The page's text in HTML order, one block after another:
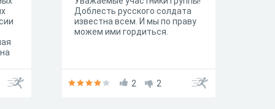
Доблесть русского солдата
известна всем. И мы по праву
можем ими гордиться.
2 2